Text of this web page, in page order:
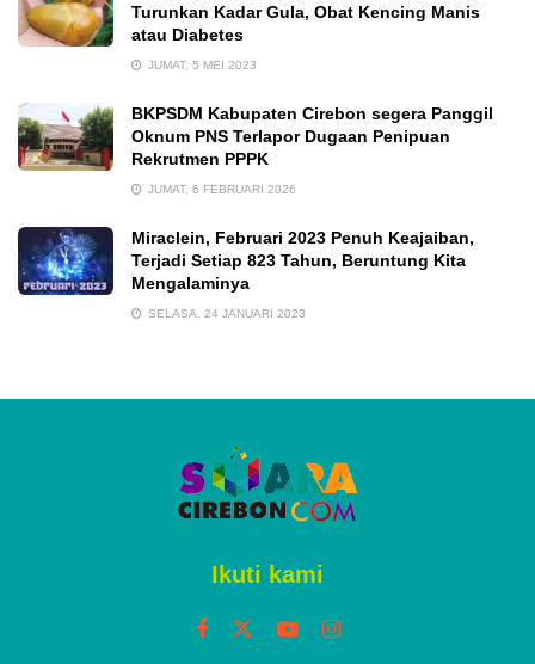
Turunkan Kadar Gula, Obat Kencing Manis
atau Diabetes
JUMAT, 5 MEI 2023
BKPSDM Kabupaten Cirebon segera Panggil
Oknum PNS Terlapor Dugaan Penipuan
Rekrutmen PPPK
JUMAT, 6 FEBRUARI 2026
Miraclein, Februari 2023 Penuh Keajaiban,
Terjadi Setiap 823 Tahun, Beruntung Kita
Mengalaminya
SELASA, 24 JANUARI 2023
Ikuti kami